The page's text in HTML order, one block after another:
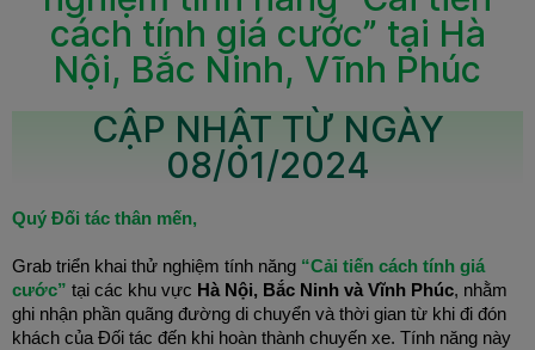
cách tính giá cước” tại Hà
Nội, Bắc Ninh, Vĩnh Phúc
CẬP NHẬT TỪ NGÀY
08/01/2024
Quý Đối tác thân mến,
Grab triển khai thử nghiệm tính năng “Cải tiến cách tính giá
cước” tại các khu vực Hà Nội, Bắc Ninh và Vĩnh Phúc, nhằm
ghi nhận phần quãng đường di chuyển và thời gian từ khi đi đón
khách của Đối tác đến khi hoàn thành chuyến xe. Tính năng này